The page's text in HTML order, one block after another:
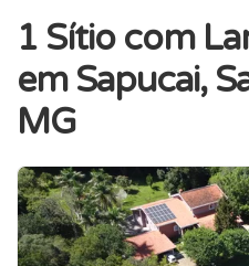
1 Sítio com
em Sapucai,
MG